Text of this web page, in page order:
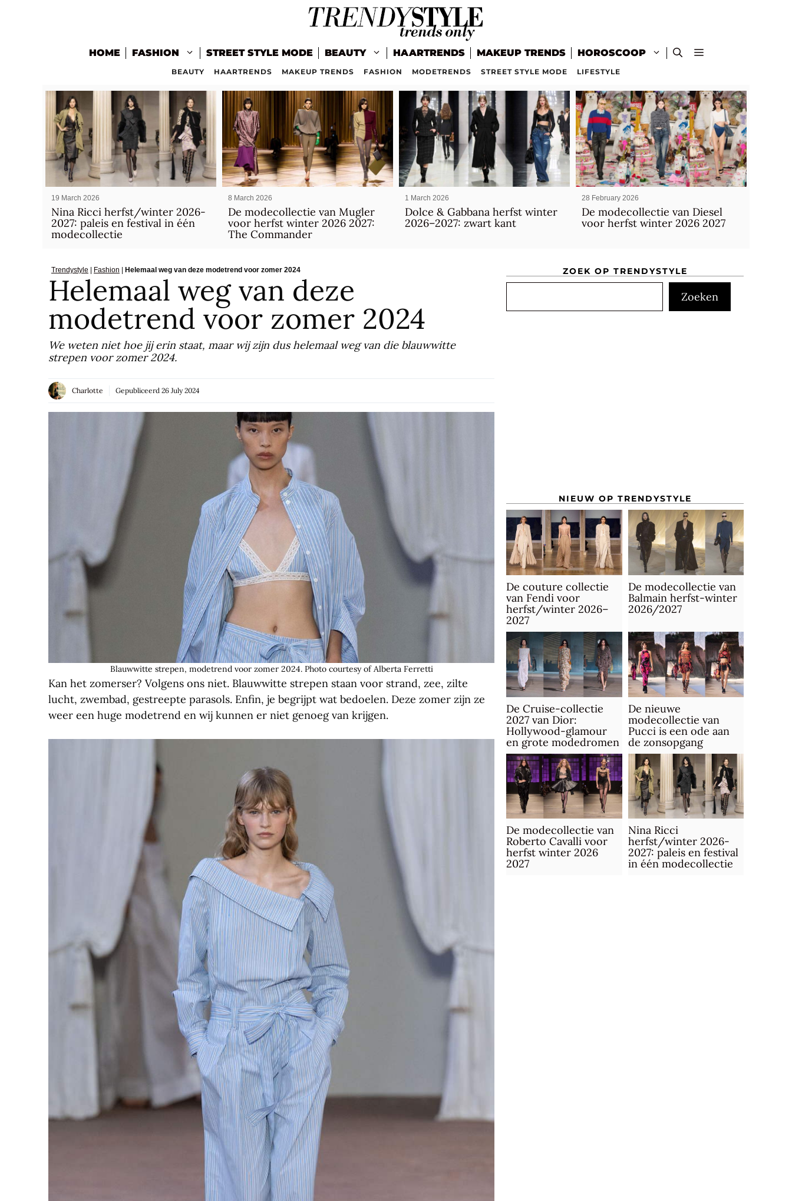
HOME FASHION STREET STYLE MODE BEAUTY HAARTRENDS MAKEUP TRENDS HOROSCOOP
BEAUTY HAARTRENDS MAKEUP TRENDS FASHION MODETRENDS STREET STYLE MODE LIFESTYLE
19 March 2026
Nina Ricci herfst/winter 2026-
2027: paleis en festival in één
modecollectie
8 March 2026
De modecollectie van Mugler
voor herfst winter 2026 2027:
The Commander
1 March 2026
Dolce & Gabbana herfst winter
2026–2027: zwart kant
28 February 2026
De modecollectie van Diesel
voor herfst winter 2026 2027
Trendystyle Fashion Helemaal weg van deze modetrend voor zomer 2024
Helemaal weg van deze
modetrend voor zomer 2024
We weten niet hoe jij erin staat, maar wij zijn dus helemaal weg van die blauwwitte
strepen voor zomer 2024.
Charlotte Gepubliceerd 26 July 2024
Blauwwitte strepen, modetrend voor zomer 2024. Photo courtesy of Alberta Ferretti
Kan het zomerser? Volgens ons niet. Blauwwitte strepen staan voor strand, zee, zilte
lucht, zwembad, gestreepte parasols. Enfin, je begrijpt wat bedoelen. Deze zomer zijn ze
weer een huge modetrend en wij kunnen er niet genoeg van krijgen.
ZOEK OP TRENDYSTYLE
Zoeken
NIEUW OP TRENDYSTYLE
De couture collectie
van Fendi voor
herfst/winter 2026–
2027
De modecollectie van
Balmain herfst-winter
2026/2027
De Cruise-collectie
2027 van Dior:
Hollywood-glamour
en grote modedromen
De nieuwe
modecollectie van
Pucci is een ode aan
de zonsopgang
De modecollectie van
Roberto Cavalli voor
herfst winter 2026
2027
Nina Ricci
herfst/winter 2026-
2027: paleis en festival
in één modecollectie